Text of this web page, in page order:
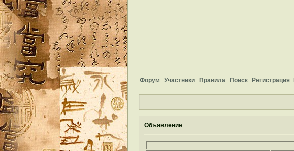
Форум Участники Правила Поиск Регистрация
Объявление